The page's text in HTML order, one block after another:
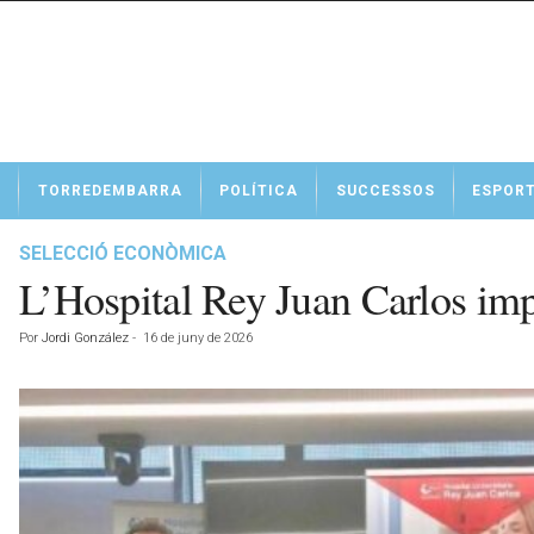
t
TORREDEMBARRA POLÍTICA SUCCESSOS
SELECCIÓ ECONÒMICA
L’Hospital Rey Juan Carlos
Por Jordi González - 16 de juny de 2026